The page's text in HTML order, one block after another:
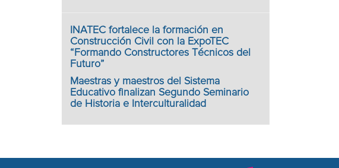
INATEC fortalece la formación en
Construcción Civil con la ExpoTEC
“Formando Constructores Técnicos del
Futuro”
Maestras y maestros del Sistema
Educativo finalizan Segundo Seminario
de Historia e Interculturalidad